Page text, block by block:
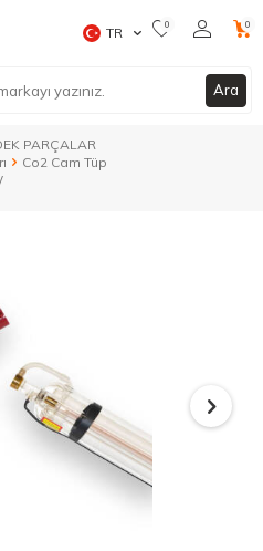
Ara
TR 0 0
PARÇALAR
Co2 Cam Tüp